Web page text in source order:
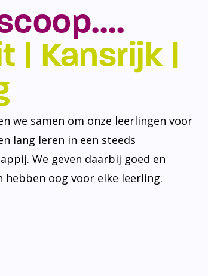
| Kansrijk |
we samen om onze leerlingen voor
lang leren in een steeds
We geven daarbij goed en
oog voor elke leerling.